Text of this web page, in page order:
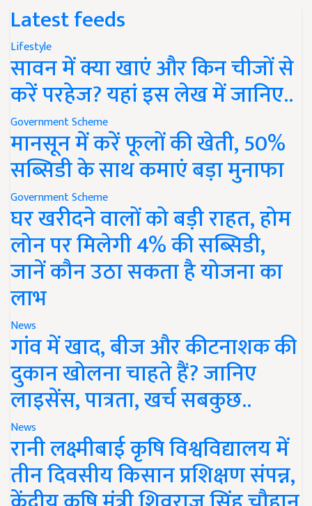
Latest feeds
Lifestyle
सावन में क्या खाएं और किन चीजों से
करें परहेज? यहां इस लेख में जानिए..
Government Scheme
मानसून में करें फूलों की खेती, 50%
सब्सिडी के साथ कमाएं बड़ा मुनाफा
Government Scheme
घर खरीदने वालों को बड़ी राहत, होम
लोन पर मिलेगी 4% की सब्सिडी,
जानें कौन उठा सकता है योजना का
लाभ
News
गांव में खाद, बीज और कीटनाशक की
दुकान खोलना चाहते हैं? जानिए
लाइसेंस, पात्रता, खर्च सबकुछ..
News
रानी लक्ष्मीबाई कृषि विश्वविद्यालय में
तीन दिवसीय किसान प्रशिक्षण संपन्न,